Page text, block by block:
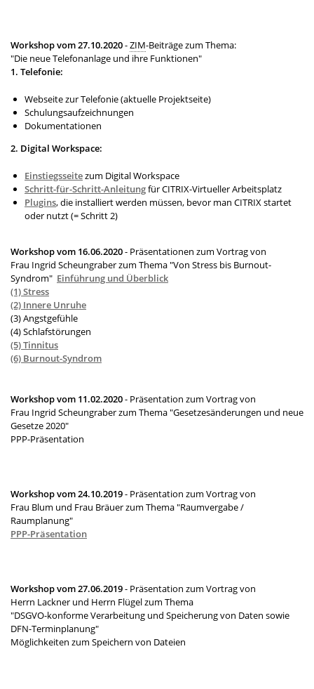
Workshop vom 27.10.2020-ZIM-Beiträge zum Thema:
"Die neue Telefonanlage und ihre Funktionen"
1. Telefonie:
Webseite zur Telefonie (aktuelle Projektseite)
Schulungsaufzeichnungen
Dokumentationen
2. Digital Workspace:
Einstiegsseitezum Digital Workspace
Schritt-für-Schritt-Anleitungfür CITRIX-Virtueller Arbeitsplatz
Plugins, die installiert werden müssen, bevor man CITRIX startet
oder nutzt (= Schritt 2)
Workshop vom 16.06.2020- Präsentationen zum Vortrag von
Frau Ingrid Scheungraber zum Thema "Von Stress bis Burnout-
Syndrom" Einführung und Überblick
(1) Stress
(2) Innere Unruhe
(3) Angstgefühle
(4) Schlafstörungen
(5) Tinnitus
(6) Burnout-Syndrom
Workshop vom 11.02.2020- Präsentation zum Vortrag von
Frau Ingrid Scheungraber zum Thema "Gesetzesänderungen und neue
Gesetze 2020"
PPP-Präsentation
Workshop vom 24.10.2019- Präsentation zum Vortrag von
Frau Blum und Frau Bräuer zum Thema "Raumvergabe /
Raumplanung"
PPP-Präsentation
Workshop vom 27.06.2019- Präsentation zum Vortrag von
Herrn Lackner und Herrn Flügel zum Thema
"DSGVO-konforme Verarbeitung und Speicherung von Daten sowie
DFN-Terminplanung"
Möglichkeiten zum Speichern von Dateien